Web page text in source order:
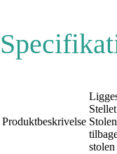
Produktbeskrivelse